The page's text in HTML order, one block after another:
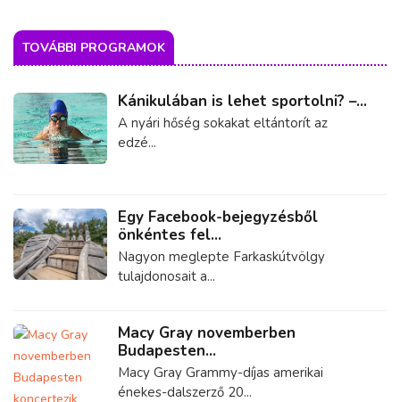
TOVÁBBI PROGRAMOK
Kánikulában is lehet sportolni? –...
A nyári hőség sokakat eltántorít az
edzé...
Egy Facebook-bejegyzésből
önkéntes fel...
Nagyon meglepte Farkaskútvölgy
tulajdonosait a...
Macy Gray novemberben
Budapesten...
Macy Gray Grammy-díjas amerikai
énekes-dalszerző 20...